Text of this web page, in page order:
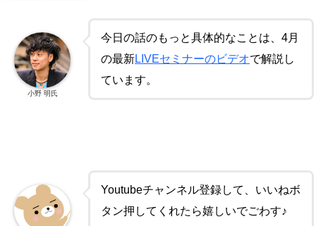
今日の話のもっと具体的なことは、4月
の最新LIVEセミナーのビデオで解説し
ています。
小野 明氏
Youtubeチャンネル登録して、いいねボ
タン押してくれたら嬉しいでごわす♪